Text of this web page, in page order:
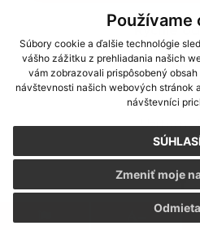
Používame
Súbory cookie a ďalšie technológie
vášho zážitku z prehliadania našich
vám zobrazovali prispôsobený
návštevnosti našich webových stránok
návštevníci
Zmeniť moje
Rýchle
História
Užitočné
Kontaktné